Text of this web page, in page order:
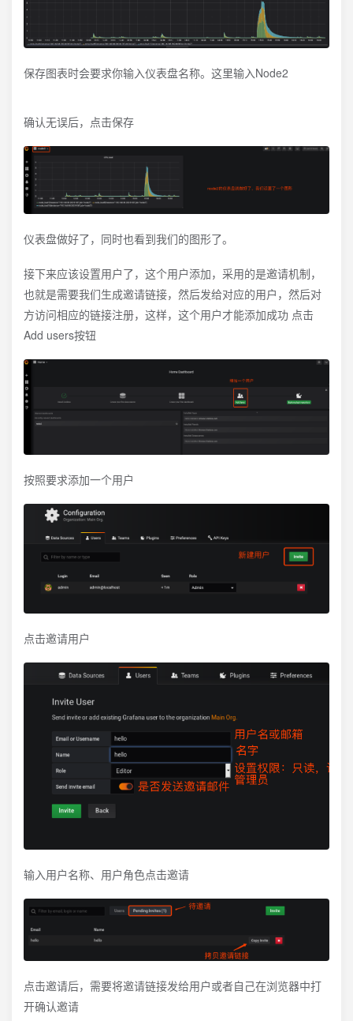
保存图表时会要求你输入仪表盘名称。这里输入Node2
确认无误后，点击保存
仪表盘做好了，同时也看到我们的图形了。
接下来应该设置用户了，这个用户添加，采用的是邀请机制，
也就是需要我们生成邀请链接，然后发给对应的用户，然后对
方访问相应的链接注册，这样，这个用户才能添加成功 点击
Add users按钮
按照要求添加一个用户
点击邀请用户
输入用户名称、用户角色点击邀请
点击邀请后，需要将邀请链接发给用户或者自己在浏览器中打
开确认邀请